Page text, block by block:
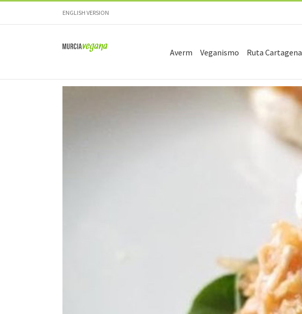
ENGLISH VERSION
Averm Veganismo Ruta Cartagena